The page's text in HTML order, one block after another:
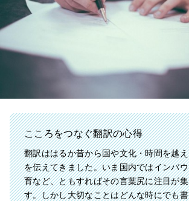
こころをつなぐ翻訳の心得
翻訳ははるか昔から国や文化・時間を越
を伝えてきました。いま国内ではインバ
育など、ともすればその言葉尻に注目が
す。しかし大切なことはどんな時にでも